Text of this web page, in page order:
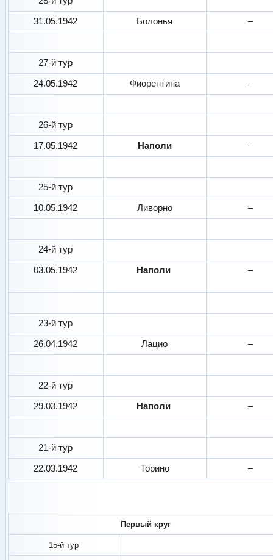
31.05.1942
Болонья –
27-й тур
24.05.1942
Фиорентина –
26-й тур
17.05.1942
Наполи –
25-й тур
10.05.1942
Ливорно –
24-й тур
03.05.1942
Наполи –
23-й тур
26.04.1942
Лацио –
22-й тур
29.03.1942
Наполи –
21-й тур
22.03.1942
Торино –
Первый круг
15-й тур